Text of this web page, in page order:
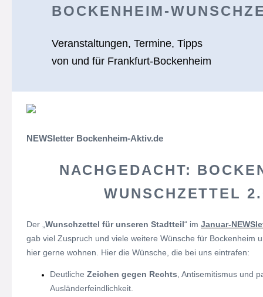
BOCKENHEIM-
Veranstaltungen, Termine, Tipps
von und für Frankfurt-Bockenheim
NEWSletter Bockenheim-Aktiv.de
NACHGEDACHT:
WUNSCHZETTEL
Der „ Wunschzettel für unseren Stadtteil“ im Januar-
gab viel Zuspruch und viele weitere Wünsche für Bockenheim
hier gerne wohnen. Hier die Wünsche, die bei uns eintrafen:
Deutliche Zeichen gegen Rechts, Antisemitismus und
Ausländerfeindlichkeit.